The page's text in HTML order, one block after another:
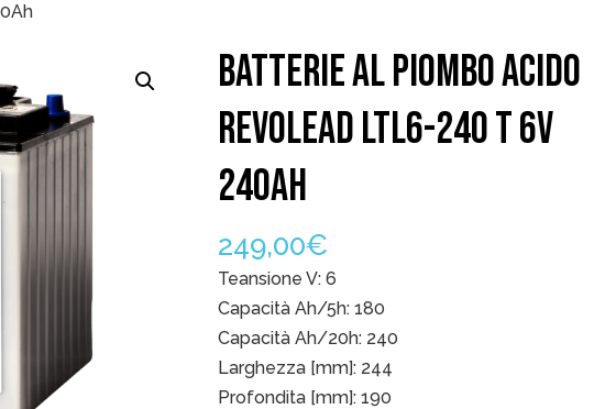
BATTERIE AL PIOMBO ACIDO
REVOLEAD LTL6-240 T 6V
240AH
249,00€
Teansione V: 6
Capacità Ah/5h: 180
Capacità Ah/20h: 240
Larghezza [mm]: 244
Profondita [mm]: 190